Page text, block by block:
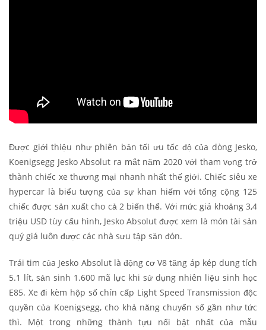
Được giới thiệu như phiên bản tối ưu tốc độ của dòng Jesko,
Koenigsegg Jesko Absolut ra mắt năm 2020 với tham vọng trở
thành chiếc xe thương mại nhanh nhất thế giới. Chiếc siêu xe
hypercar là biểu tượng của sự khan hiếm với tổng cộng 125
chiếc được sản xuất cho cả 2 biến thể. Với mức giá khoảng 3,4
triệu USD tùy cấu hình, Jesko Absolut được xem là món tài sản
quý giá luôn được các nhà sưu tập săn đón.
Trái tim của Jesko Absolut là động cơ V8 tăng áp kép dung tích
5.1 lít, sản sinh 1.600 mã lực khi sử dụng nhiên liệu sinh học
E85. Xe đi kèm hộp số chín cấp Light Speed Transmission độc
quyền của Koenigsegg, cho khả năng chuyển số gần như tức
thì. Một trong những thành tựu nổi bật nhất của mẫu